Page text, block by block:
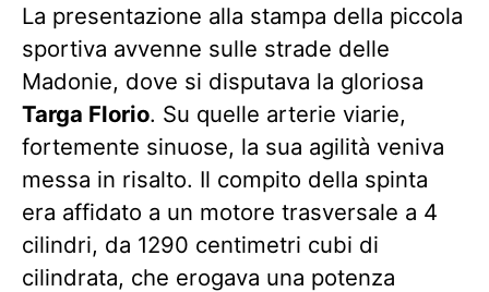
La presentazione alla stampa della piccola
sportiva avvenne sulle strade delle
Madonie, dove si disputava la gloriosa
Targa Florio. Su quelle arterie viarie,
fortemente sinuose, la sua agilità veniva
messa in risalto. Il compito della spinta
era affidato a un motore trasversale a 4
cilindri, da 1290 centimetri cubi di
cilindrata, che erogava una potenza